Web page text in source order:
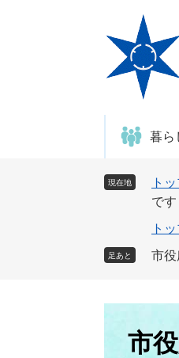
暮ら
現在地 ト
です
ト
足あと 市
市